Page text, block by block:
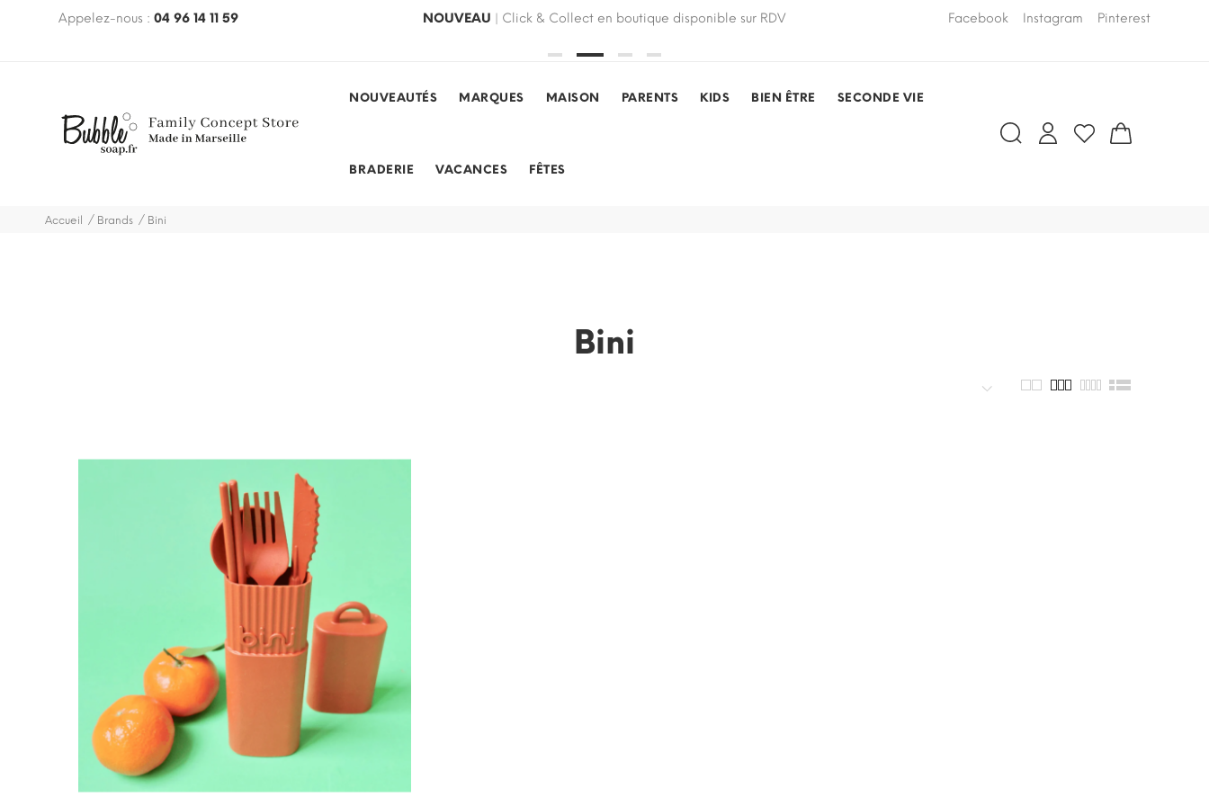
Appelez-nous : 04 96 14 11 59
avec le code BUBBLEFREE(hors mobilier, hors
NOUVEAU | Click & Collect en boutique disponible sur RDV LIVRAISON PAR COURSIER OFFERTEdans un
Facebook Instagram Pinterest
NOUVEAUTÉS MARQUES MAISON PARENTS KIDS BIEN ÊTRE SECONDE VIE
BRADERIE VACANCES FÊTES
Accueil Brands Bini
Bini